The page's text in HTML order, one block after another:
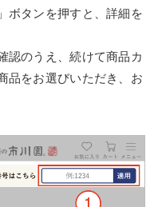
ボタンを押すと、詳細を
認のうえ、続けて商品カ
品をお選びいただき、お